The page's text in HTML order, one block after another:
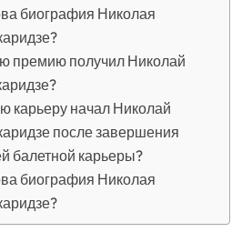
биография Николая
премию получил Николай
карьеру начал Николай
после завершения
балетной карьеры?
биография Николая